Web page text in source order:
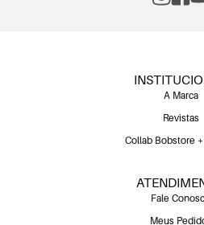
A Marca
Revistas
Collab Bobstore +
Fale
Meus